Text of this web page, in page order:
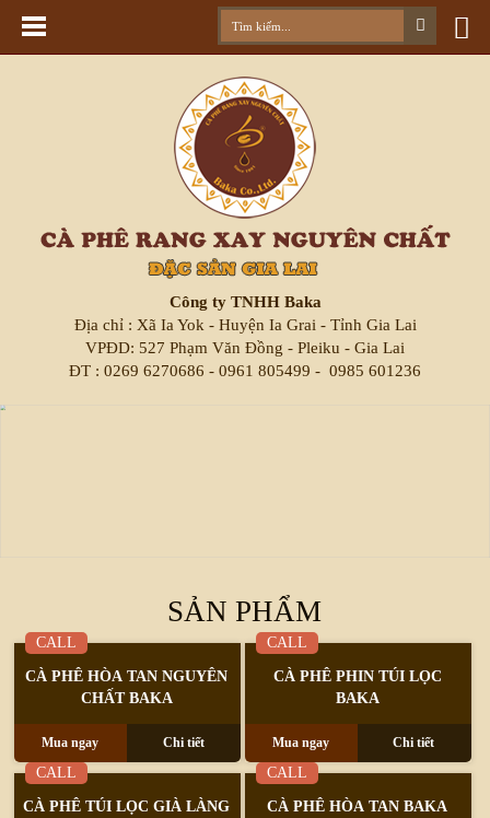
Công ty TNHH Baka
Địa chỉ : Xã Ia Yok - Huyện Ia Grai - Tỉnh Gia Lai
VPĐD: 527 Phạm Văn Đồng - Pleiku - Gia Lai
ĐT : 0269 6270686 - 0961 805499 - 0985 601236
SẢN PHẨM
CALL
CÀ PHÊ HÒA TAN NGUYÊN
CHẤT BAKA
Mua ngay Chi tiết
CALL
CÀ PHÊ PHIN TÚI LỌC
BAKA
Mua ngay Chi tiết
CALL
CÀ PHÊ TÚI LỌC GIÀ LÀNG
CALL
CÀ PHÊ HÒA TAN BAKA